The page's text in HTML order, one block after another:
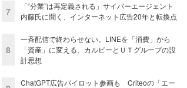
7
「“分業”は再定義される」サイバーエージェント
内藤氏に聞く、インターネット広告20年と転換点
8
一斉配信で終わらせない。LINEを「消費」から
「資産」に変える、カルビーとＵＴグループの設
計思想
ChatGPT広告パイロット参画も Criteoの「エー